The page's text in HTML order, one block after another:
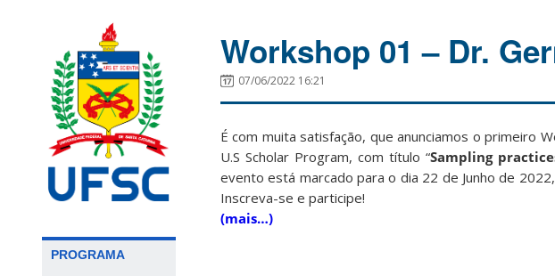
PROGRAMA
Workshop 01 – Dr.
07/06/2022 16:21
É com muita satisfação, que anunciamos o primeiro
U.S Scholar Program, com título “Sampling
evento está marcado para o dia 22 de Junho de
Inscreva-se e participe!
(mais…)